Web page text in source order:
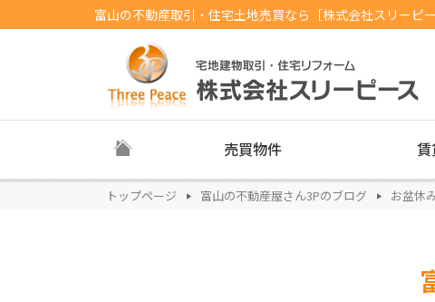
富山の不動産取引・住宅土地売買なら［株式会社スリーピー
売買物件
トップページ 富山の不動産屋さん3Pのブログ お盆休